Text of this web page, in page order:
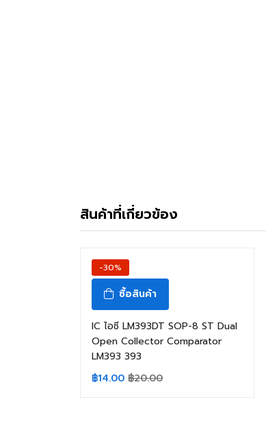
สินค้าที่เกี่ยวข้อง
-30%
ซื้อสินค้า
IC ไอซี LM393DT SOP-8 ST Dual
Open Collector Comparator
LM393 393
฿14.00 ฿20.00